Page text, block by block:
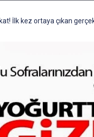
İlk kez ortaya çıkan